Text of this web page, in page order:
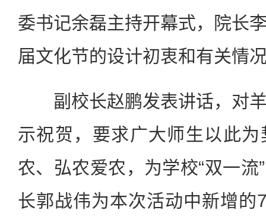
委书记余磊主持开幕式，院长
届文化节的设计初衷和有关情
副校长赵鹏发表讲话，对羊
示祝贺，要求广大师生以此
农、弘农爱农，为学校“双一流
长郭战伟为本次活动中新增的